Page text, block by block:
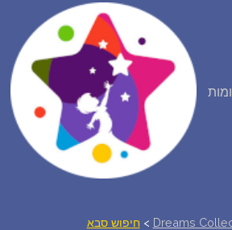
Dreams
> חיפוש סבא